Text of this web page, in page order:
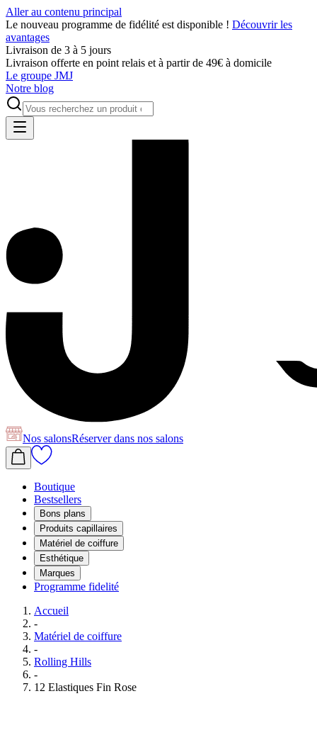
Aller au contenu principal
Le nouveau programme de fidélité est disponible ! Découvrir les
avantages
Livraison de 3 à 5 jours
Livraison offerte en point relais et à partir de 49€ à domicile
Le groupe JMJ
Notre blog
Nos salonsRéserverdans nos salons
Boutique
Bestsellers
Bons plans
Produits capillaires
Matériel de coiffure
Esthétique
Marques
Programme fidelité
Accueil
-
Matériel de coiffure
-
Rolling Hills
-
12 Elastiques Fin Rose